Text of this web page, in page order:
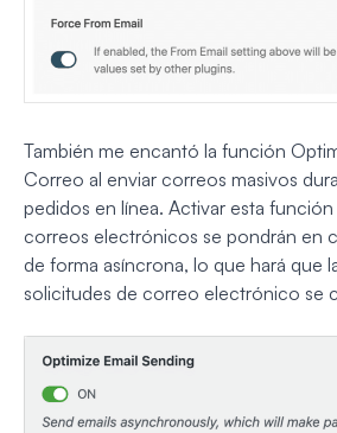
También me encantó la función
Correo al enviar correos masivos
pedidos en línea. Activar esta
correos electrónicos se pondrán en
de forma asíncrona, lo que hará que
solicitudes de correo electrónico se